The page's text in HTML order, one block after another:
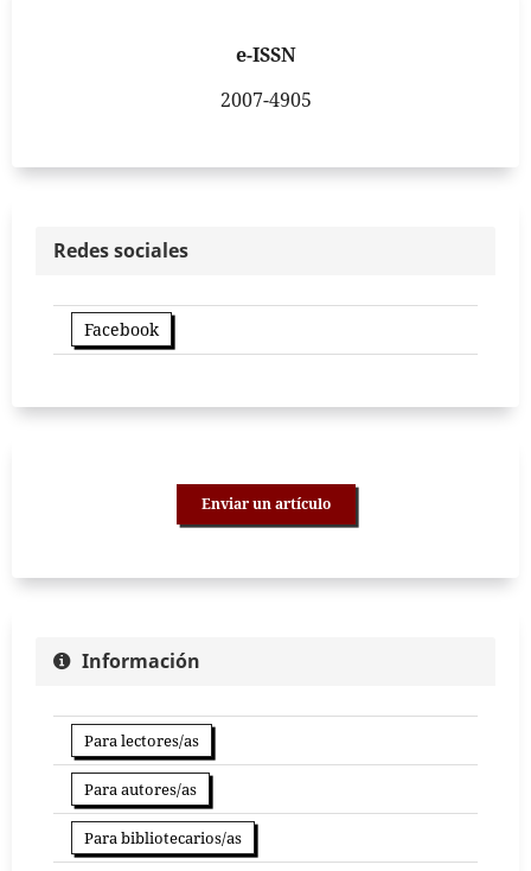
e-ISSN
2007-4905
Redes sociales
Facebook
Enviar un artículo
Información
Para lectores/as
Para autores/as
Para bibliotecarios/as